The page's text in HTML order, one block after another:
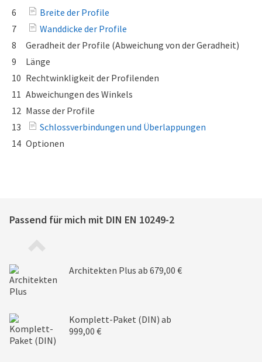
6
Breite der Profile
7
Wanddicke der Profile
8
Geradheit der Profile (Abweichung von der Geradheit)
9
Länge
10 Rechtwinkligkeit der Profilenden
11 Abweichungen des Winkels
12 Masse der Profile
13
Schlossverbindungen und Überlappungen
14 Optionen
Passend für mich mit DIN EN 10249-2
Architekten Plus ab 679,00 €
Komplett-Paket (DIN) ab
999,00 €